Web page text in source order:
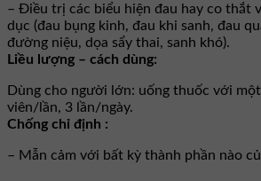
– Ðiều trị các biểu hiện đau hay co thắt
dục (đau bụng kinh, đau khi sanh, đau
đường niệu, dọa sẩy thai, sanh khó).
Liều lượng – cách dùng:
Dùng cho người lớn: uống thuốc với
viên/lần, 3 lần/ngày.
Chống chỉ định :
– Mẫn cảm với bất kỳ thành phần nào